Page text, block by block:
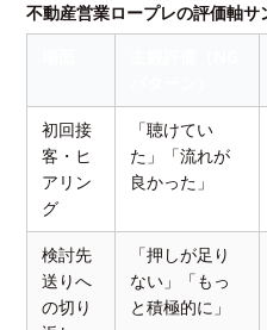
不動産営業ロープレの評価軸サ
初回接
客・ヒ
アリン
グ
「聴けてい
た」「流れが
良かった」
検討先
送りへ
の切り
「押しが足り
ない」「もっ
と積極的に」